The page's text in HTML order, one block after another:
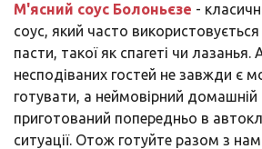
М'ясний соус Болоньєзе -
соус, який часто
пасти, такої як спагеті чи лазанья.
несподіваних гостей не завжди є
готувати, а неймовірний домашній
приготований попередньо в
ситуації. Отож готуйте разом з